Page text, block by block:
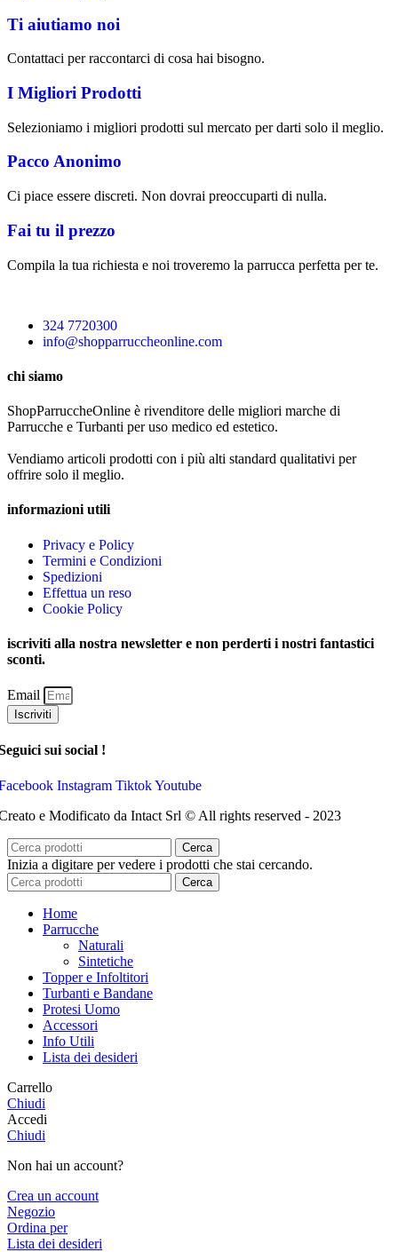
Ti aiutiamo noi
Contattaci per raccontarci di cosa hai bisogno.
I Migliori Prodotti
Selezioniamo i migliori prodotti sul mercato per darti solo il meglio.
Pacco Anonimo
Ci piace essere discreti. Non dovrai preoccuparti di nulla.
Fai tu il prezzo
Compila la tua richiesta e noi troveremo la parrucca perfetta per te.
324 7720300
info@shopparruccheonline.com
chi siamo
ShopParruccheOnline è rivenditore delle migliori marche di
Parrucche e Turbanti per uso medico ed estetico.
Vendiamo articoli prodotti con i più alti standard qualitativi per
offrire solo il meglio.
informazioni utili
Privacy e Policy
Termini e Condizioni
Spedizioni
Effettua un reso
Cookie Policy
iscriviti alla nostra newsletter e non perderti i nostri fantastici
sconti.
Email
Iscriviti
sui social !
Instagram TiktokYoutube
e Modificato da Intact Srl © All rights reserved - 2023
Cerca
Inizia a digitare per vedere i prodotti che stai cercando.
Cerca
Home
Parrucche
Naturali
Sintetiche
Topper e Infoltitori
Turbanti e Bandane
Protesi Uomo
Accessori
Info Utili
Lista dei desideri
Carrello
Chiudi
Accedi
Chiudi
Non hai un account?
Crea un account
Negozio
Ordina per
Lista dei desideri